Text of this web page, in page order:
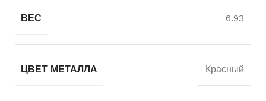
ВЕС 6.93
ЦВЕТ МЕТАЛЛА Красный